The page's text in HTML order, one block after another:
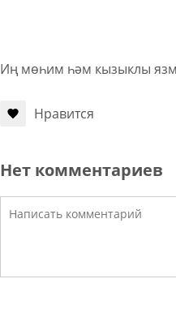
Иң мөһим һәм кызыклы
Нравится
Нет комментариев